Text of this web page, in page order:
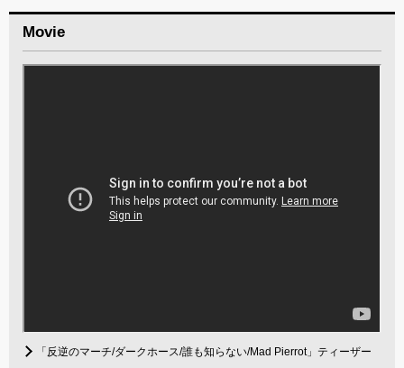
Movie
「反逆のマーチ/ダークホース/誰も知らない/Mad Pierrot」ティーザー